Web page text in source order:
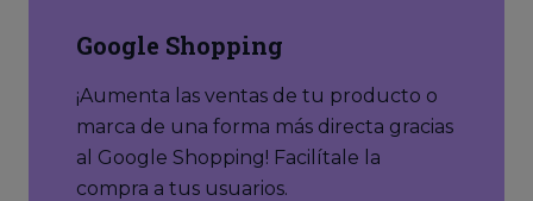
Google Shopping
¡Aumenta las ventas de tu producto o
marca de una forma más directa gracias
al Google Shopping! Facilítale la
compra a tus usuarios.